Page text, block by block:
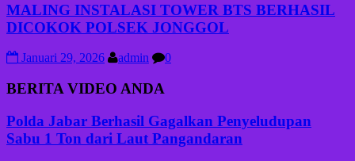
MALING INSTALASI TOWER BTS BERHASIL
DICOKOK POLSEK JONGGOL
Januari 29, 2026 admin 0
BERITA VIDEO ANDA
Polda Jabar Berhasil Gagalkan Penyeludupan
Sabu 1 Ton dari Laut Pangandaran